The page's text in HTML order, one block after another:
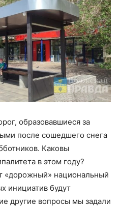
образовавшиеся за
после сошедшего снега
Каковы
в этом году?
«дорожный» национальный
инициатив будут
другие вопросы мы задали